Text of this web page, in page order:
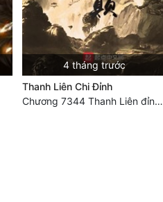
4 tháng trước
Thanh Liên Chi Đỉnh
Chương 7344 Thanh Liên đỉnh (Đại kết cục) (2) HẾT.